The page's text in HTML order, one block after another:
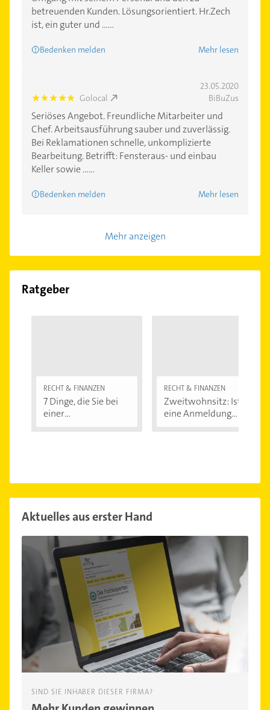
betreuenden Kunden. Lösungsorientiert. Hr.Zech
ist, ein guter und ......
Bedenken melden Mehr lesen
23.05.2020
5.0 Golocal BiBuZus
Seriöses Angebot. Freundliche Mitarbeiter und
Chef. Arbeitsausführung sauber und zuverlässig.
Bei Reklamationen schnelle, unkomplizierte
Bearbeitung. Betrifft: Fensteraus- und einbau
Keller sowie ......
Bedenken melden Mehr lesen
Mehr anzeigen
Ratgeber
RECHT & FINANZEN
7 Dinge, die Sie bei
einer
RECHT & FINANZEN
Zweitwohnsitz: Ist
eine Anmeldung...
Aktuelles aus erster Hand
SIND SIE INHABER DIESER FIRMA?